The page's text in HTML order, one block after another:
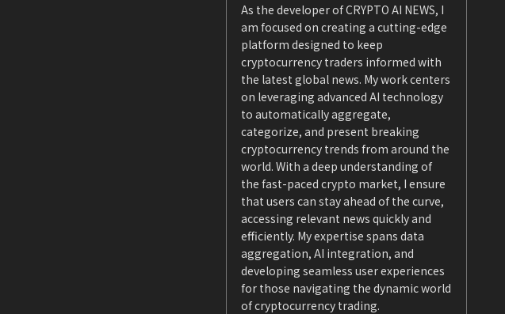
As the developer of CRYPTO AI NEWS, I
am focused on creating a cutting-edge
platform designed to keep
cryptocurrency traders informed with
the latest global news. My work centers
on leveraging advanced AI technology
to automatically aggregate,
categorize, and present breaking
cryptocurrency trends from around the
world. With a deep understanding of
the fast-paced crypto market, I ensure
that users can stay ahead of the curve,
accessing relevant news quickly and
efficiently. My expertise spans data
aggregation, AI integration, and
developing seamless user experiences
for those navigating the dynamic world
of cryptocurrency trading.